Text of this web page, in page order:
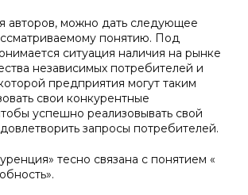
авторов, можно дать следующее
понятию. Под
ситуация наличия на рынке
независимых потребителей и
предприятия могут таким
свои конкурентные
успешно реализовывать свой
запросы потребителей.
тесно связана с понятием «